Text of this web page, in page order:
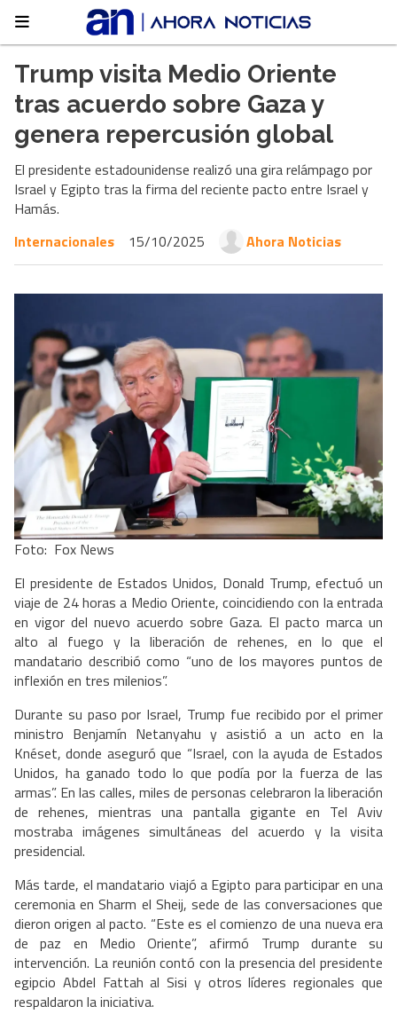
Trump visita Medio Oriente
tras acuerdo sobre Gaza y
genera repercusión global
El presidente estadounidense realizó una gira relámpago por
Israel y Egipto tras la firma del reciente pacto entre Israel y
Hamás.
Internacionales
15/10/2025 Ahora Noticias
Foto: Fox News
El presidente de Estados Unidos, Donald Trump, efectuó un
viaje de 24 horas a Medio Oriente, coincidiendo con la entrada
en vigor del nuevo acuerdo sobre Gaza. El pacto marca un
alto al fuego y la liberación de rehenes, en lo que el
mandatario describió como “uno de los mayores puntos de
inflexión en tres milenios”.
Durante su paso por Israel, Trump fue recibido por el primer
ministro Benjamín Netanyahu y asistió a un acto en la
Knéset, donde aseguró que “Israel, con la ayuda de Estados
Unidos, ha ganado todo lo que podía por la fuerza de las
armas”. En las calles, miles de personas celebraron la liberación
de rehenes, mientras una pantalla gigante en Tel Aviv
mostraba imágenes simultáneas del acuerdo y la visita
presidencial.
Más tarde, el mandatario viajó a Egipto para participar en una
ceremonia en Sharm el Sheij, sede de las conversaciones que
dieron origen al pacto. “Este es el comienzo de una nueva era
de paz en Medio Oriente”, afirmó Trump durante su
intervención. La reunión contó con la presencia del presidente
egipcio Abdel Fattah al Sisi y otros líderes regionales que
respaldaron la iniciativa.